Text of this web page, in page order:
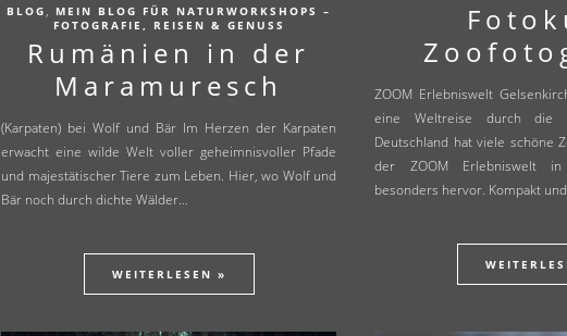
BLOG, MEIN BLOG FÜR NATURWORKSHOPS –
FOTOGRAFIE, REISEN & GENUSS
Rumänien in der
Maramuresch
(Karpaten) bei Wolf und Bär Im Herzen der Karpaten
erwacht eine wilde Welt voller geheimnisvoller Pfade
und majestätischer Tiere zum Leben. Hier, wo Wolf und
Bär noch durch dichte Wälder…
WEITERLESEN »
ZOOM Erlebniswelt
eine Weltreise durch die
Deutschland hat viele schöne
der ZOOM Erlebniswelt in
besonders hervor. Kompakt